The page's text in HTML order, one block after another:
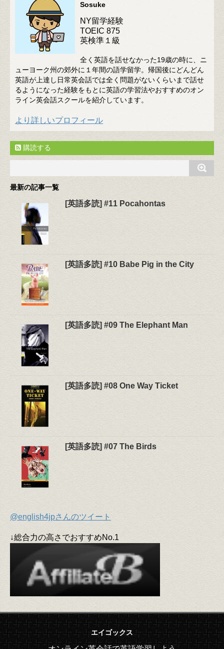
Sosuke
NY留学経験
TOEIC 875
英検準１級
全く英語を話せなかった19歳の時に、ニ
ューヨーク州の郊外に１年間の語学留学。帰国後にどんどん
英語が上達し日常英会話では全く問題がないくらいまで話せ
るようになった経験をもとに英語の学習法やおすすめのオン
ライン英会話スクールを紹介しています。
より詳しいプロフィール
購読する
最新の記事一覧
[英語多読] #11 Pocahontas
[英語多読] #10 Babe Pig in the City
[英語多読] #09 The Elephant Man
[英語多読] #08 One Way Ticket
[英語多読] #07 The Birds
@english4jpさんのツイート
↓総合力の高さでおすすめNo.1
エイゴックス